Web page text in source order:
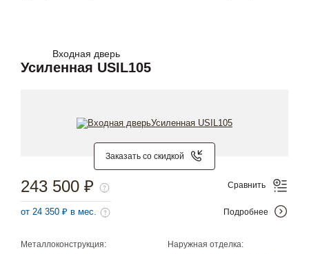
Входная дверь
Усиленная USIL105
Заказать со скидкой
Металлоконструкция:
Наружная отделка:
243 500 ₽
от 24 350 ₽ в мес.
Сравнить
Подробнее